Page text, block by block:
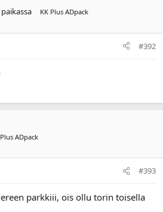
KK Plus ADpack
#392
ADpack
#393
parkkiii, ois ollu torin toisella